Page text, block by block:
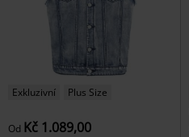
Exkluzivní Plus Size
Od Kč 1.089,00